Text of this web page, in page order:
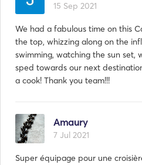
15 Sep 2021
We had a fabulous time on this
the top, whizzing along on the
swimming, watching the sun set,
sped towards our next
a cook! Thank you team!!!
Amaury
7 Jul 2021
Super équipage pour une